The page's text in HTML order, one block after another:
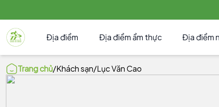
Địa điểm Địa điểm ẩm thực Địa điểm
Trang chủ/Khách sạn/Lục Văn Cao